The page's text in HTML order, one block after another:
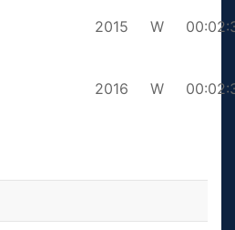
2015 W
2016 W